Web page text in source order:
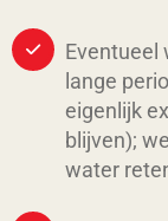
Eventueel
lange
eigenlijk
blijven);
water